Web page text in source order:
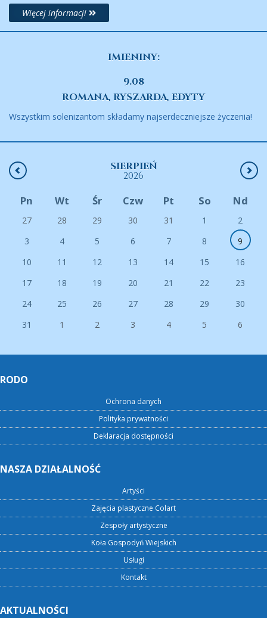
Więcej informacji
IMIENINY:
9.08
ROMANA, RYSZARDA, EDYTY
Wszystkim solenizantom składamy najserdeczniejsze życzenia!
SIERPIEŃ
2026
Pn Wt Śr Czw Pt So Nd
27 28 29 30 31 1
2
3
4 5 6 7 8
9
10
11 12 13 14 15
16
17
18 19 20 21 22
23
24
25 26 27 28 29
30
31
1 2 3 4 5 6
RODO
Ochrona danych
Polityka prywatności
Deklaracja dostępności
NASZA DZIAŁALNOŚĆ
Artyści
Zajęcia plastyczne Colart
Zespoły artystyczne
Koła Gospodyń Wiejskich
Usługi
Kontakt
AKTUALNOŚCI